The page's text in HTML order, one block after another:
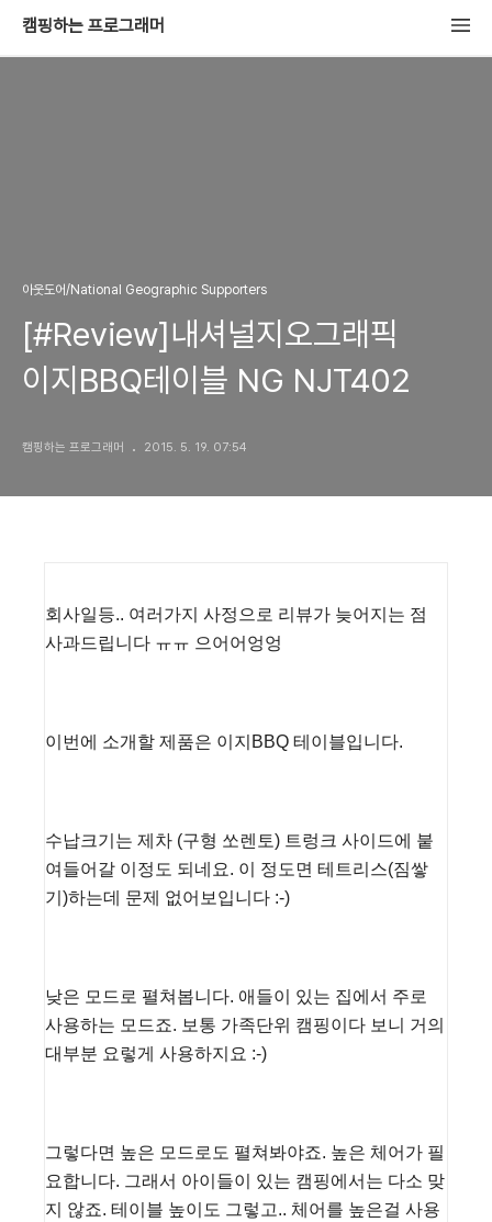
캠핑하는 프로그래머
아웃도어/National Geographic Supporters
[#Review]내셔널지오그래픽
이지BBQ테이블 NG NJT402
캠핑하는 프로그래머 2015. 5. 19. 07:54
회사일등.. 여러가지 사정으로 리뷰가 늦어지는 점
사과드립니다 ㅠㅠ 으어어엉엉
이번에 소개할 제품은 이지BBQ 테이블입니다.
수납크기는 제차 (구형 쏘렌토) 트렁크 사이드에 붙
여들어갈 이정도 되네요. 이 정도면 테트리스(짐쌓
기)하는데 문제 없어보입니다 :-)
낮은 모드로 펼쳐봅니다. 애들이 있는 집에서 주로
사용하는 모드죠. 보통 가족단위 캠핑이다 보니 거의
대부분 요렇게 사용하지요 :-)
그렇다면 높은 모드로도 펼쳐봐야죠. 높은 체어가 필
요합니다. 그래서 아이들이 있는 캠핑에서는 다소 맞
지 않죠. 테이블 높이도 그렇고.. 체어를 높은걸 사용